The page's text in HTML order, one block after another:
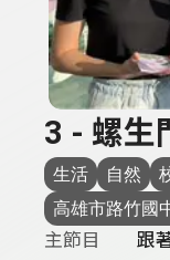
3 - 螺生
生活 自然
高雄市路竹國
主節目
跟